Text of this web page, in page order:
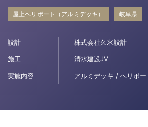
自治体関係者の方
設計及び建築関係者の方
English
屋上ヘリポート（アルミデッキ） 岐阜県
設計 株式会社久米設計
施工 清水建設JV
実施内容 アルミデッキ / ヘリポー